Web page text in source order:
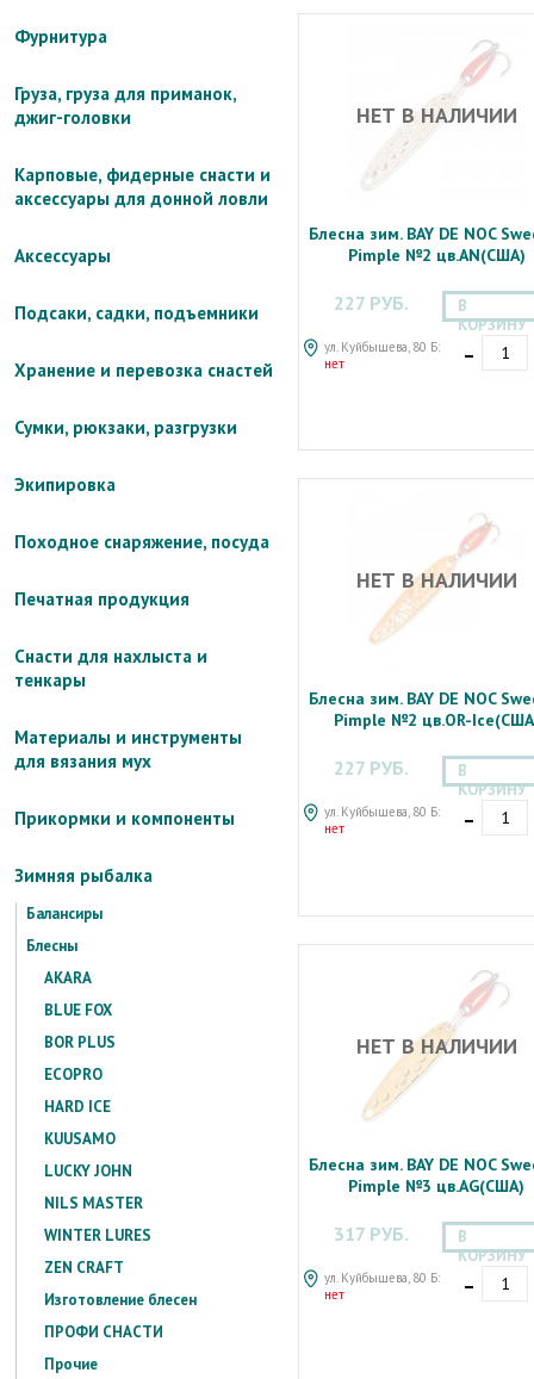
Фурнитура
Груза, груза для приманок,
джиг-головки
Карповые, фидерные снасти и
аксессуары для донной ловли
Аксессуары
Подсаки, садки, подъемники
Хранение и перевозка снастей
Сумки, рюкзаки, разгрузки
Экипировка
Походное снаряжение, посуда
Печатная продукция
Снасти для нахлыста и
тенкары
Материалы и инструменты
для вязания мух
Прикормки и компоненты
Зимняя рыбалка
Балансиры
Блесны
AKARA
BLUE FOX
BOR PLUS
ECOPRO
HARD ICE
KUUSAMO
LUCKY JOHN
NILS MASTER
WINTER LURES
ZEN CRAFT
Изготовление блесен
ПРОФИ СНАСТИ
Прочие
НЕТ В НАЛИЧИИ
Блесна зим. BAY DE NOC
Pimple №2 цв.AN(США)
227 РУБ.
ул. Куйбышева, 80 Б:
нет
В
КОРЗИНУ
-
НЕТ В НАЛИЧИИ
Блесна зим. BAY DE NOC
Pimple №2 цв.OR-
227 РУБ.
ул. Куйбышева, 80 Б:
нет
В
КОРЗИНУ
-
НЕТ В НАЛИЧИИ
Блесна зим. BAY DE NOC
Pimple №3 цв.AG(США)
317 РУБ.
ул. Куйбышева, 80 Б:
нет
В
КОРЗИНУ
-